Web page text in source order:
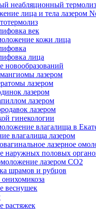
неабляционный
лица и тела лазером
век
кожи лица
лица
новообразований
лазером
лазером
лазером
лазером
лазером
гинекологии
влагалища в
влагалища лазером
лазерное
наружных половых
лазером СО2
шрамов и рубцов
веснушек
растяжек